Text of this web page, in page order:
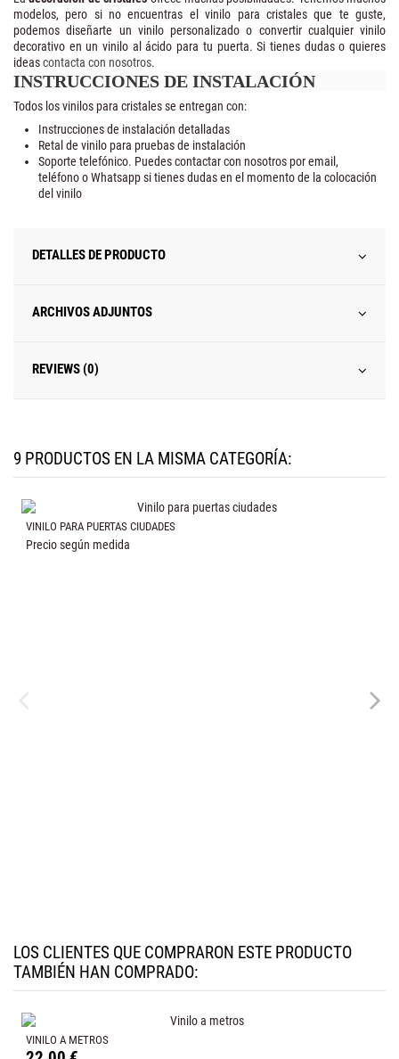
modelos, pero si no encuentras el vinilo para cristales que te guste,
podemos diseñarte un vinilo personalizado o convertir cualquier vinilo
decorativo en un vinilo al ácido para tu puerta. Si tienes dudas o quieres
ideascontacta con nosotros.
INSTRUCCIONES DE INSTALACIÓN
Todos los vinilos para cristales se entregan con:
Instrucciones de instalación detalladas
Retal de vinilo para pruebas de instalación
Soporte telefónico. Puedes contactar con nosotros por email,
teléfono o Whatsapp si tienes dudas en el momento de la colocación
del vinilo
DETALLES DE PRODUCTO
ARCHIVOS ADJUNTOS
REVIEWS (0)
9 PRODUCTOS EN LA MISMA CATEGORÍA:
VINILO PARA PUERTAS CIUDADES
Precio según medida
LOS CLIENTES QUE COMPRARON ESTE PRODUCTO
TAMBIÉN HAN COMPRADO:
VINILO A METROS